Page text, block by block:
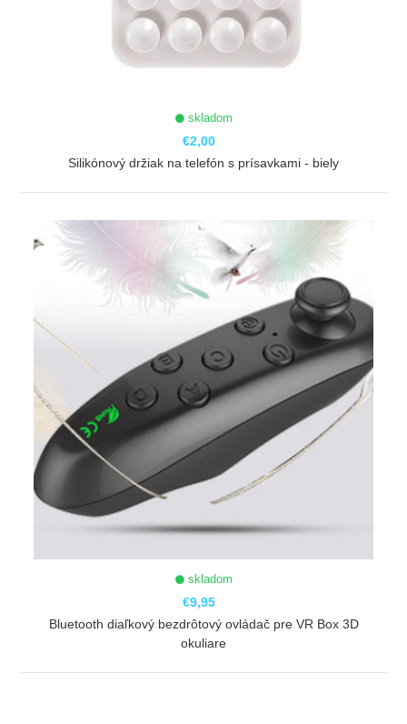
skladom
€2,00
Silikónový držiak na telefón s prísavkami - biely
skladom
€9,95
Bluetooth diaľkový bezdrôtový ovládač pre VR Box 3D
okuliare